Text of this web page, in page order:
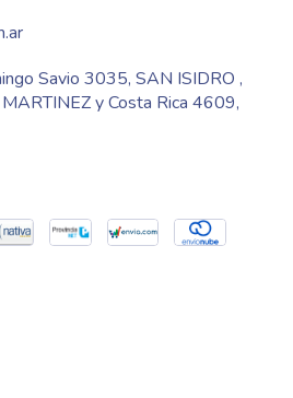
Savio 3035, SAN ISIDRO ,
y Costa Rica 4609,